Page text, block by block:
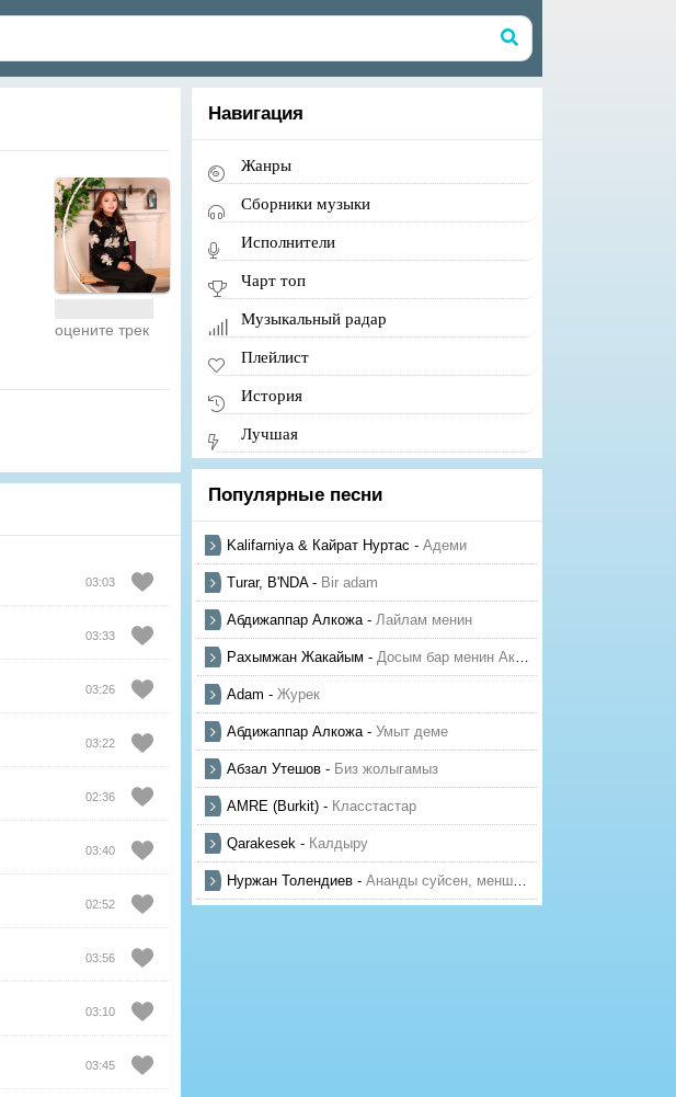
оцените трек
03:03
03:33
03:26
03:22
02:36
03:40
02:52
03:56
03:10
03:45
Навигация
Жанры
Сборники музыки
Исполнители
Чарт топ
Музыкальный радар
Плейлист
История
Лучшая
Популярные песни
Kalifarniya & Кайрат Нуртас - Адеми
Turar, B'NDA- Bir adam
Абдижаппар Алкожа- Лайлам менин
Рахымжан Жакайым - Досым бар менин Актауда
Adam - Журек
Абдижаппар Алкожа- Умыт деме
Абзал Утешов - Биз жолыгамыз
AMRE (Burkit) - Класстастар
Qarakesek - Калдыру
Нуржан Толендиев - Ананды суйсен, менше суй